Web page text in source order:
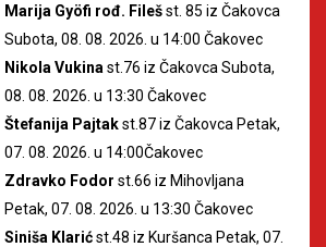
Marija Gyöfi rođ. Filešst. 85 iz Čakovca
Subota, 08. 08. 2026. u 14:00 Čakovec
Nikola Vukina st.76 iz Čakovca Subota,
08. 08. 2026. u 13:30 Čakovec
Štefanija Pajtakst.87 iz Čakovca Petak,
07. 08. 2026. u 14:00Čakovec
Zdravko Fodor st.66 iz Mihovljana
Petak, 07. 08. 2026. u 13:30 Čakovec
Siniša Klarićst.48 iz Kuršanca Petak, 07.